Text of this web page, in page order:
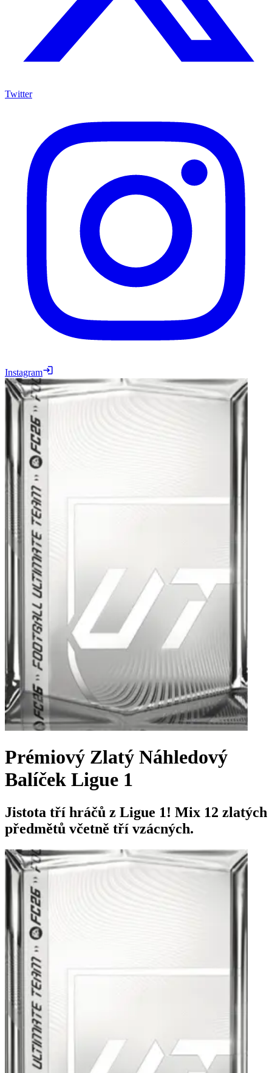
Twitter
Instagram
Prémiový Zlatý Náhledový
Balíček Ligue 1
Jistota tří hráčů z Ligue 1! Mix 12 zlatých
předmětů včetně tří vzácných.